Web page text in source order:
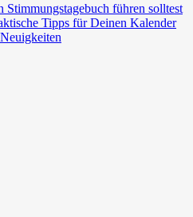
führen solltest
Tipps für Deinen Kalender